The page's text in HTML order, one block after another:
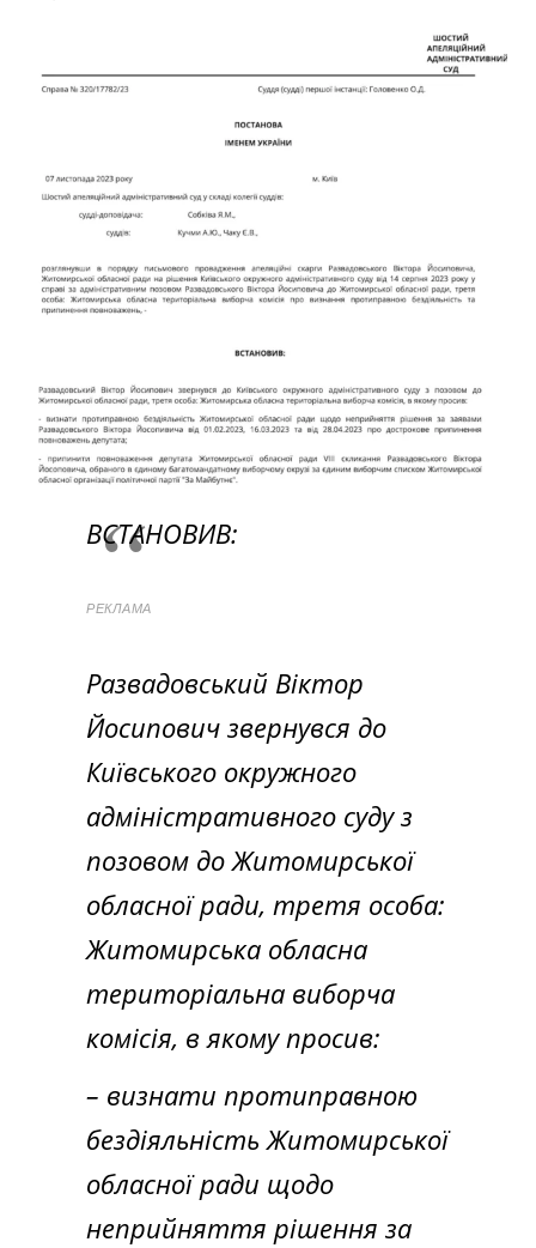
ВСТАНОВИВ:
РЕКЛАМА
Развадовський Віктор
Йосипович звернувся до
Київського окружного
адміністративного суду з
позовом до Житомирської
обласної ради, третя особа:
Житомирська обласна
територіальна виборча
комісія, в якому просив:
– визнати протиправною
бездіяльність Житомирської
обласної ради щодо
неприйняття рішення за